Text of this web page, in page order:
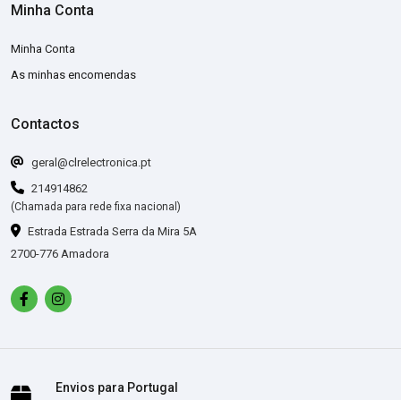
Minha Conta
Minha Conta
As minhas encomendas
Contactos
geral@clrelectronica.pt
214914862
(Chamada para rede fixa nacional)
Estrada Estrada Serra da Mira 5A
2700-776 Amadora
Envios para Portugal